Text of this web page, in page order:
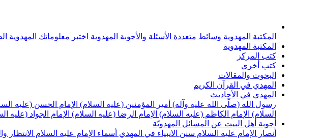
المكتبة المهدوية وسائط متعددة الأسئلة والأجوبة المهدوية اختبر معلوماتك المهدوية
المكتبة المهدوية
كتب المركز
كتب أخرى
البحوث والمقالات
المهدي في القرآن الكريم
المهدي في الأحاديث
رسول الله (صلّى الله عليه وآله) أمير المؤمنين (عليه السلام) الإمام الحسن (عليه
السلام) الإمام الكاظم (عليه السلام) الإمام الرضا (عليه السلام) الإمام الجواد (عليه
أجوبة أهل البيت عن المسائل المهدويّة
أنصار الإمام عليه السلام سنن الانبياء في المهدي أسماء الإمام عليه السلام الانتظار